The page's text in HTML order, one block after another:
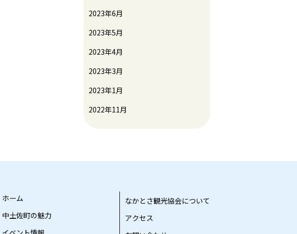
2023年6月
2023年5月
2023年4月
2023年3月
2023年1月
2022年11月
ホーム
中土佐町の魅力
なかとさ観光協会について
アクセス